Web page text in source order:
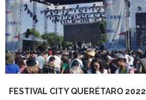
FESTIVAL CITY QUERÉTARO 2022